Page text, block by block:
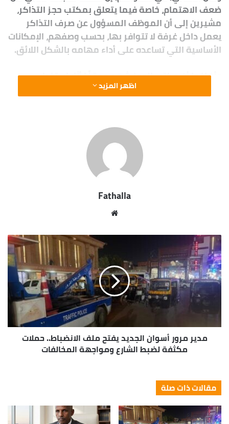
Wraith talk. Congratulations, you played yourself. Stay
focused. In life you have to take the trash out, if you
have trash in your life, take it out, throw it away, get rid
of it, major key. Learning is cool, but knowing is better,
and I know the key to success. Let’s see what Chef Dee
The key to more success is to have a lot of pillows. We
the best. I’m giving you cloth talk, cloth. Special cloth
alert, cut from a special cloth. I’m giving you cloth talk,
cloth. Special cloth alert, cut from a special cloth. Look
at the sunset, life is amazing, life is beautiful, life is what
you make it. The key to more success is to have a lot of
pillows. You should never complain, complaining is a
You see the hedges, how I got it shaped up? It’s
important to shape up your hedges, it’s like getting a
haircut, stay fresh. The other day the grass was brown,
now it’s green because I ain’t give up. Never surrender.
[/padding]
Great things in business are never
team of people.